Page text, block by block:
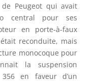
Peugeot qui avait
central pour ses
en porte-à-faux
reconduite, mais
monocoque pour
la suspension
en faveur d’un